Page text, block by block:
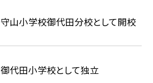
守山小学校御代田分校として開校
御代田小学校として独立